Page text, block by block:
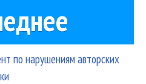
по нарушениям авторских